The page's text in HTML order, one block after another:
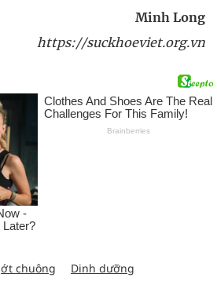
Minh Long
https://suckhoeviet.org.vn
ớt chuông
Dinh dưỡng